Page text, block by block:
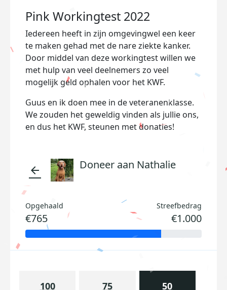
Pink Workingtest 2022
Iedereen heeft in zijn omgevingwel een keer
te maken gehad met de nare ziekte kanker.
Door middel van deze workingtest willen we
met hulp van veel deelnemers zo veel
mogelijk geld ophalen voor het KWF.
Guus en ik doen mee in de veteranenklasse.
We zouden het geweldig vinden als jullie ons,
en dus het KWF, steunen met donaties!
arrow_back Doneer aan Nathalie
Opgehaald
€765
Streefbedrag
€1.000
100 75 50